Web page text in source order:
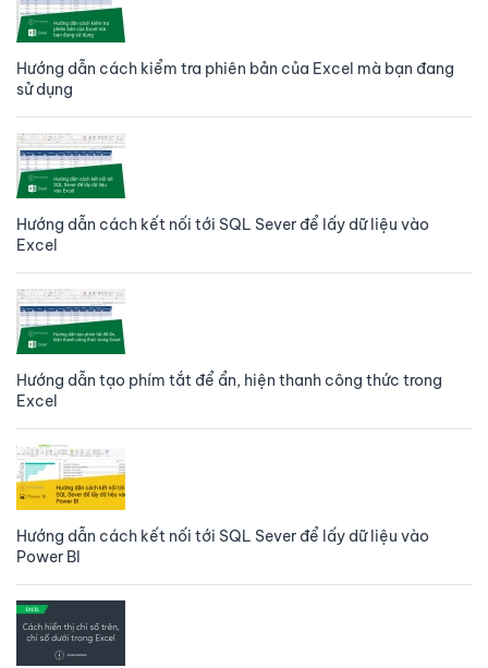
Hướng dẫn cách kiểm tra phiên bản của Excel mà bạn đang
sử dụng
Hướng dẫn cách kết nối tới SQL Sever để lấy dữ liệu vào
Excel
Hướng dẫn tạo phím tắt để ẩn, hiện thanh công thức trong
Excel
Hướng dẫn cách kết nối tới SQL Sever để lấy dữ liệu vào
Power BI